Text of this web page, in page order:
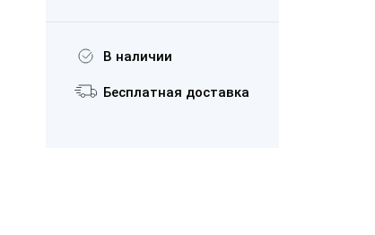
В наличии
Бесплатная доставка